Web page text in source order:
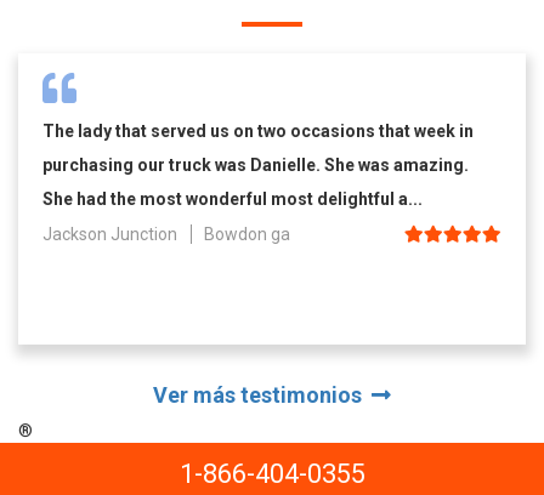
The lady that served us on two occasions that week in
purchasing our truck was Danielle. She was amazing.
She had the most wonderful most delightful a...
Jackson Junction
Bowdon ga
Ver más testimonios
®
1-866-404-0355